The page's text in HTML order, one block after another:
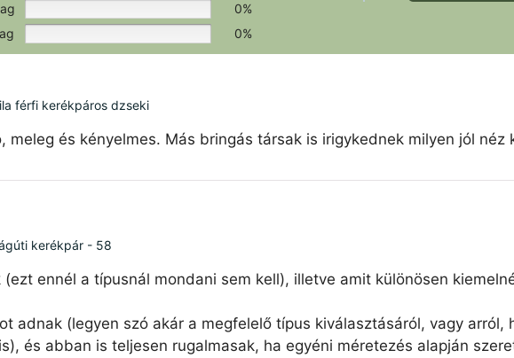
0%
0%
férfi kerékpáros dzseki
és kényelmes. Más bringás társak is irigykednek milyen jól néz
kerékpár - 58
ennél a típusnál mondani sem kell), illetve amit különösen
adnak (legyen szó akár a megfelelő típus kiválasztásáról, vagy arról,
és abban is teljesen rugalmasak, ha egyéni méretezés alapján